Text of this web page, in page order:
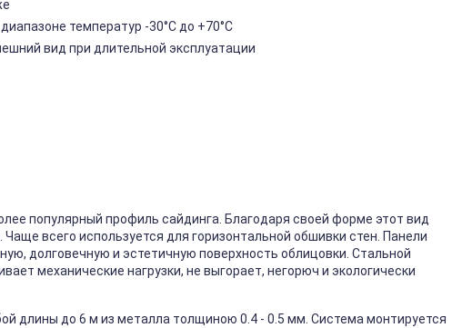
температур -30°C до +70°C
вид при длительной эксплуатации
популярный профиль сайдинга. Благодаря своей форме этот вид
всего используется для горизонтальной обшивки стен. Панели
долговечную и эстетичную поверхность облицовки. Стальной
механические нагрузки, не выгорает, негорюч и экологически
длины до 6 м из металла толщиною 0.4 - 0.5 мм. Система монтируется